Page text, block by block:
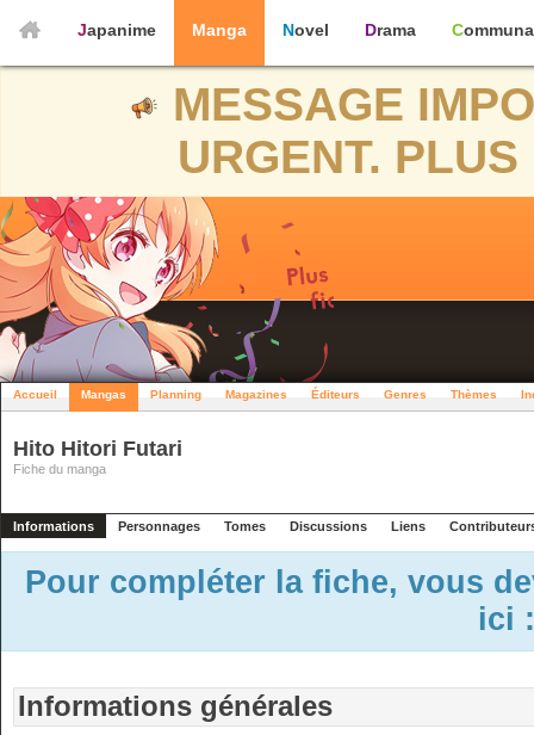
Japanime Manga Novel Drama
MESSAGE
URGENT.
Accueil Mangas Planning Magazines Éditeurs Genres Thèmes
Hito Hitori Futari
Fiche du manga
Informations Personnages Tomes Discussions Liens
Pour compléter la fiche, vous
ici
Informations générales